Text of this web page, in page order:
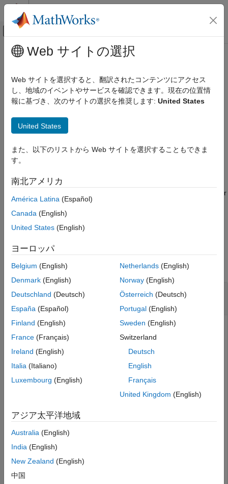
コンテンツへスキップ
オフキャンバス ナビゲーション メ
ドキュメンテーションのホーム
Wavelet Toolbox
AI for Signals and Images
ON THIS PAGE
Syntax
Examples
Input Arguments
Version History
See Also
メインコンテンツ
numfilterbanks
Number of filter banks in wavelet image scattering network
Syntax
Description
the wavelet image scattering network,
is the number
of scattering orders.
example
Examples
collapse all
Number of Filter Banks in 2-D Wavelet
Scattering Network
Calculate the number of filter banks for the default 2-D
wavelet scattering network.
sf = waveletScattering2
sf =
  waveletScattering2 with properties:
             ImageSize: [128 128]
       InvarianceScale: 64
        QualityFactors: [1 1]
Web サイトの選択
Web サイトを選択すると、翻訳されたコンテンツにアクセス
し、地域のイベントやサービスを確認できます。現在の位置情
報に基づき、次のサイトの選択を推奨します: United States
United States
また、以下のリストから Web サイトを選択することもできま
す。
南北アメリカ
América Latina (Español)
Canada (English)
United States (English)
ヨーロッパ
Belgium (English)
Denmark (English)
Deutschland (Deutsch)
España (Español)
Finland (English)
France (Français)
Ireland (English)
Italia (Italiano)
Luxembourg (English)
Netherlands(English)
Norway(English)
Österreich (Deutsch)
Portugal(English)
Sweden (English)
Switzerland
Deutsch
English
Français
United Kingdom (English)
アジア太平洋地域
Australia (English)
India (English)
New Zealand (English)
中国